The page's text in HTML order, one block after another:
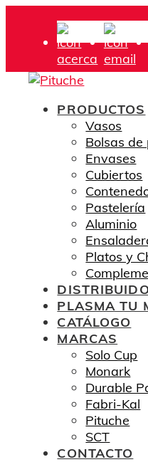
PRODUCTOS
Vasos
Bolsas de
Envases
Cubiertos
Pastelería
Aluminio
Platos y
PLASMA TU
CATÁLOGO
MARCAS
Solo Cup
Monark
Durable
Fabri-Kal
Pituche
SCT
CONTACTO